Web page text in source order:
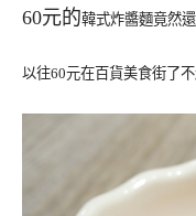
60元的韓式炸醬麵竟然
以往60元在百貨美食街了